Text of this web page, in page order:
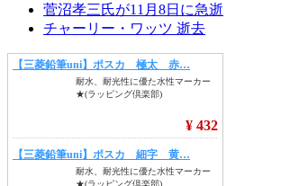
菅沼孝三氏が11月8日に急逝
チャーリー・ワッツ 逝去